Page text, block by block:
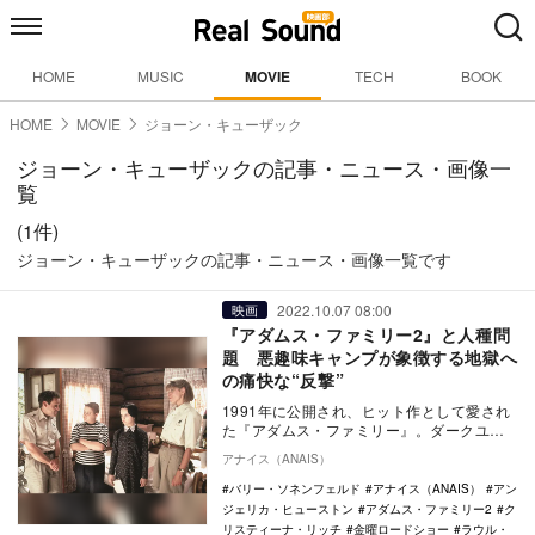
HOME MUSIC MOVIE TECH BOOK
HOME MOVIE ジョーン・キューザック
ジョーン・キューザックの記事・ニュース・画像一
覧
(1件)
ジョーン・キューザックの記事・ニュース・画像一覧です
映画 2022.10.07 08:00
『アダムス・ファミリー2』と人種問
題 悪趣味キャンプが象徴する地獄へ
の痛快な“反撃”
1991年に公開され、ヒット作として愛され
た『アダムス・ファミリー』。ダークユー
や家庭…
アナイス（ANAIS）
バリー・ソネンフェルド
アナイス（ANAIS）
アン
ジェリカ・ヒューストン
アダムス・ファミリー2
ク
リスティーナ・リッチ
金曜ロードショー
ラウル・